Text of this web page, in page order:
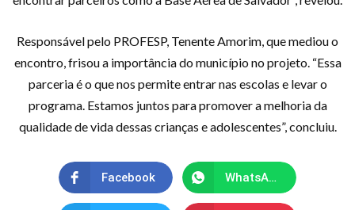
Responsável pelo PROFESP, Tenente Amorim, que mediou o
encontro, frisou a importância do município no projeto. “Essa
parceria é o que nos permite entrar nas escolas e levar o
programa. Estamos juntos para promover a melhoria da
qualidade de vida dessas crianças e adolescentes”, concluiu.
Facebook WhatsApp